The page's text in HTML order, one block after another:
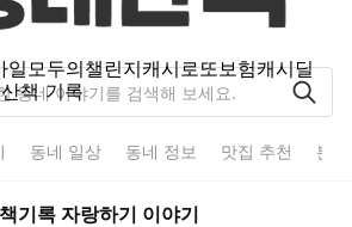
일모두의챌린지캐시로또보험캐시딜
산책 기록
동네 일상 동네 정보 맛집 추천 분
기록 자랑하기 이야기